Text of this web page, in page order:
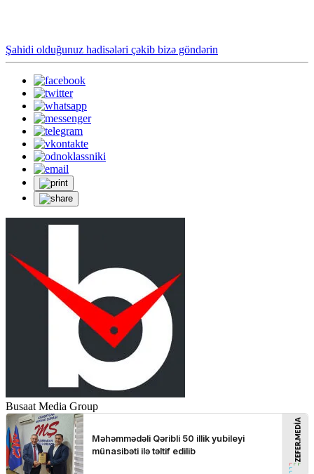
Şahidi olduğunuz hadisələri çəkib bizə göndərin
Busaat Media Group